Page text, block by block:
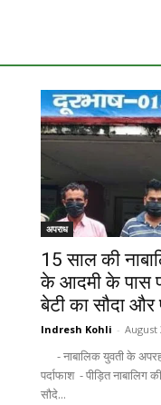
अपराध
15 साल की
के आदमी के पास
बेटी का सौदा
Indresh Kohli - August
- नाबालिक युवती के
पर्दाफाश - पीड़ित
सौदे...